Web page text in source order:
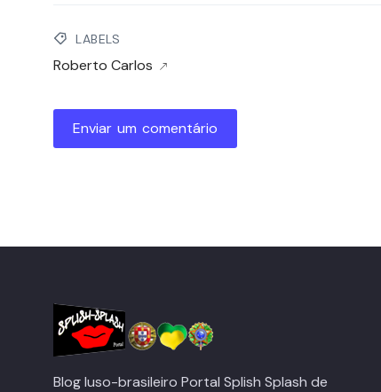
LABELS
Roberto Carlos
Enviar um comentário
Blog luso-brasileiro Portal Splish Splash de